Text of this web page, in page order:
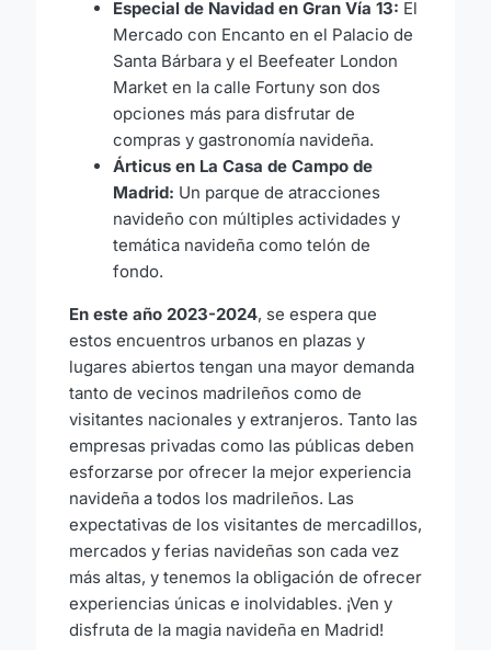
Especial de Navidad en Gran Vía 13: El
Mercado con Encanto en el Palacio de
Santa Bárbara y el Beefeater London
Market en la calle Fortuny son dos
opciones más para disfrutar de
compras y gastronomía navideña.
Árticus en La Casa de Campo de
Madrid: Un parque de atracciones
navideño con múltiples actividades y
temática navideña como telón de
fondo.
En este año 2023-2024, se espera que
estos encuentros urbanos en plazas y
lugares abiertos tengan una mayor demanda
tanto de vecinos madrileños como de
visitantes nacionales y extranjeros. Tanto las
empresas privadas como las públicas deben
esforzarse por ofrecer la mejor experiencia
navideña a todos los madrileños. Las
expectativas de los visitantes de mercadillos,
mercados y ferias navideñas son cada vez
más altas, y tenemos la obligación de ofrecer
experiencias únicas e inolvidables. ¡Ven y
disfruta de la magia navideña en Madrid!